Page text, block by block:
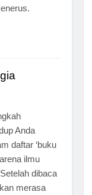
Anda
daftar ‘buku
ilmu
dibaca
merasa